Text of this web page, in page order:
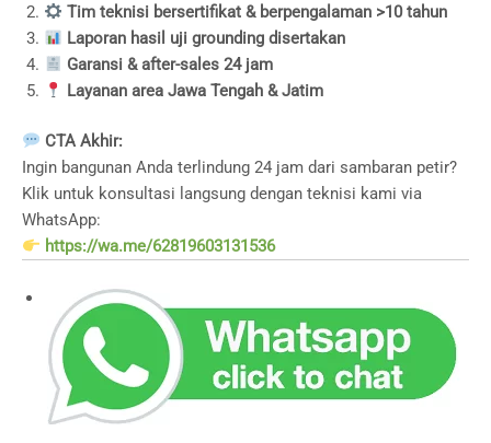
Tim teknisi bersertifikat & berpengalaman >10 tahun
Laporan hasil uji grounding disertakan
Garansi & after-sales 24 jam
Layanan area Jawa Tengah & Jatim
CTA Akhir:
Ingin bangunan Anda terlindung 24 jam dari sambaran petir?
Klik untuk konsultasi langsung dengan teknisi kami via
WhatsApp:
https://wa.me/62819603131536